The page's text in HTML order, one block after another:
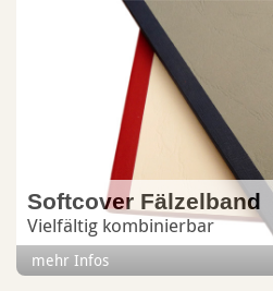
Softcover Fälzelband
Vielfältig kombinierbar
mehr Infos